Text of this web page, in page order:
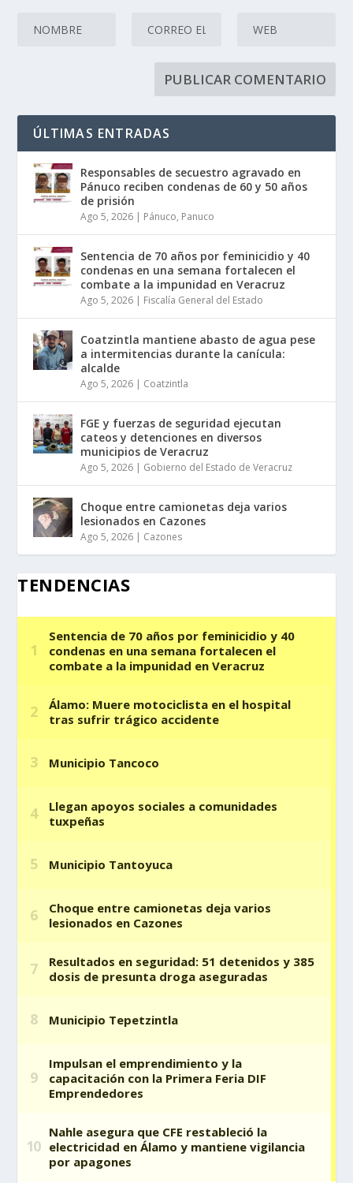
ÚLTIMAS ENTRADAS
Responsables de secuestro agravado en
Pánuco reciben condenas de 60 y 50 años
de prisión
Ago 5, 2026 | Pánuco, Panuco
Sentencia de 70 años por feminicidio y 40
condenas en una semana fortalecen el
combate a la impunidad en Veracruz
Ago 5, 2026 | Fiscalía General del Estado
Coatzintla mantiene abasto de agua pese
a intermitencias durante la canícula:
alcalde
Ago 5, 2026 | Coatzintla
FGE y fuerzas de seguridad ejecutan
cateos y detenciones en diversos
municipios de Veracruz
Ago 5, 2026 | Gobierno del Estado de Veracruz
Choque entre camionetas deja varios
lesionados en Cazones
Ago 5, 2026 | Cazones
TENDENCIAS